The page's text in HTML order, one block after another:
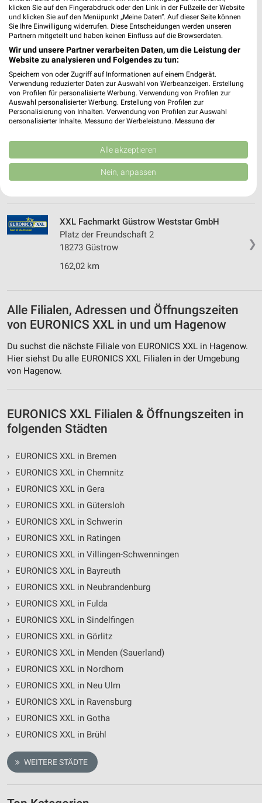
23970 Wismar
199,14 km
XXL Fachmarkt Wittenberge Weststar GmbH
Lindenberger Str. 12
19322 Wittenberge
125,17 km
❯
XXL Fachmarkt Salzwedel Weststar GmbH
Buchenallee 6
29410 Salzwedel
❯
XXL Fachmarkt Güstrow Weststar GmbH
Platz der Freundschaft 2
18273 Güstrow
162,02 km
Alle Filialen, Adressen und Öffnungszeiten
von EURONICS XXL in und um Hagenow
Du suchst die nächste Filiale von EURONICS XXL in Hagenow.
Hier siehst Du alle EURONICS XXL Filialen in der Umgebung
von Hagenow.
EURONICS XXL Filialen & Öffnungszeiten in
folgenden Städten
›
EURONICS XXL in Bremen
›
EURONICS XXL in Chemnitz
›
EURONICS XXL in Gera
›
EURONICS XXL in Gütersloh
›
EURONICS XXL in Schwerin
›
EURONICS XXL in Ratingen
›
EURONICS XXL in Villingen-Schwenningen
›
EURONICS XXL in Bayreuth
›
EURONICS XXL in Neubrandenburg
›
EURONICS XXL in Fulda
›
EURONICS XXL in Sindelfingen
›
EURONICS XXL in Görlitz
›
EURONICS XXL in Menden (Sauerland)
›
EURONICS XXL in Nordhorn
›
EURONICS XXL in Neu Ulm
›
EURONICS XXL in Ravensburg
›
EURONICS XXL in Gotha
›
EURONICS XXL in Brühl
WEITERE STÄDTE
klicken Sie auf den Fingerabdruck oder den Link in der Fußzeile der Website
und klicken Sie auf den Menüpunkt „Meine Daten“. Auf dieser Seite können
Sie Ihre Einwilligung widerrufen. Diese Entscheidungen werden unseren
Partnern mitgeteilt und haben keinen Einfluss auf die Browserdaten.
Wir und unsere Partner verarbeiten Daten, um die Leistung der
Website zu analysieren und Folgendes zu tun:
Speichern von oder Zugriff auf Informationen auf einem Endgerät.
Verwendung reduzierter Daten zur Auswahl von Werbeanzeigen. Erstellung
von Profilen für personalisierte Werbung. Verwendung von Profilen zur
Auswahl personalisierter Werbung. Erstellung von Profilen zur
Personalisierung von Inhalten. Verwendung von Profilen zur Auswahl
personalisierter Inhalte. Messung der Werbeleistung. Messung der
Kombinationen von Daten aus verschiedenen Quellen. Entwicklung und
Verbesserung der Angebote. Verwendung reduzierter Daten zur Auswahl
von Inhalten.
Daten können außerhalb der Europäischen Union weitergegeben und in die
USA gesendet werden.
Website/App.
Partnerliste anzeigen (1 IAB-Anbieter)
Wir nutzen Ihre Daten für folgende Zwecke:
IAB-Verarbeitungszwecke:
Speichern von oder Zugriff auf Informationen
auf einem Endgerät
Werbeanzeigen
Erstellung von Profilen für personalisierte
Verwendung von Profilen zur Auswahl
personalisierter Werbung
von Inhalten
Verwendung von Profilen zur Auswahl
Messung der Performance von Inhalten
Kombinationen von Daten aus verschiedenen
Quellen
Entwicklung und Verbesserung der Angebote
Verwendung reduzierter Daten zur Auswahl von
Inhalten
Geräte anhand von aktiv angeforderten
Nicht-IAB-Verarbeitungszwecke:
Notwendig
Performance
Werbung
Alle akzeptieren
Nein, anpassen